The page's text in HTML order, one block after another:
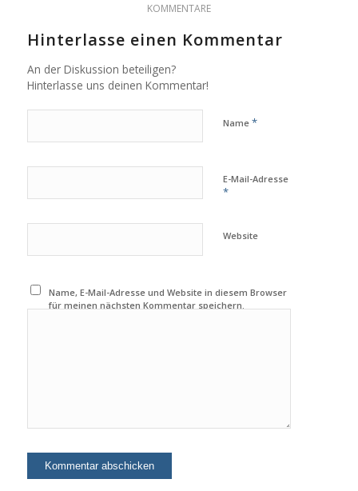
KOMMENTARE
Hinterlasse einen Kommentar
An der Diskussion beteiligen?
Hinterlasse uns deinen Kommentar!
Name *
E-Mail-Adresse
*
Website
Name, E-Mail-Adresse und Website in diesem Browser
für meinen nächsten Kommentar speichern.